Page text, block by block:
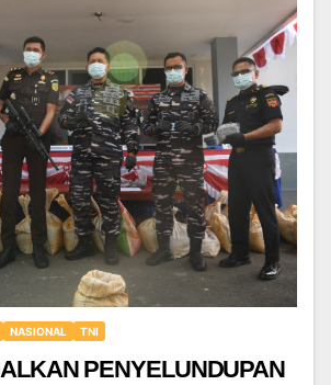
NASIONAL TNI
PENYELUNDUPAN